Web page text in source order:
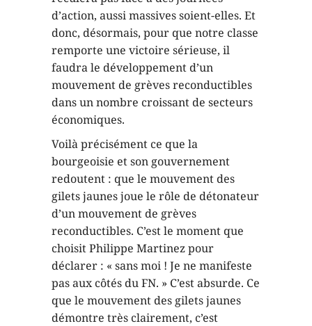
d’action, aussi massives soient-elles. Et
donc, désormais, pour que notre classe
remporte une victoire sérieuse, il
faudra le développement d’un
mouvement de grèves reconductibles
dans un nombre croissant de secteurs
économiques.
Voilà précisément ce que la
bourgeoisie et son gouvernement
redoutent : que le mouvement des
gilets jaunes joue le rôle de détonateur
d’un mouvement de grèves
reconductibles. C’est le moment que
choisit Philippe Martinez pour
déclarer : « sans moi ! Je ne manifeste
pas aux côtés du FN. » C’est absurde. Ce
que le mouvement des gilets jaunes
démontre très clairement, c’est